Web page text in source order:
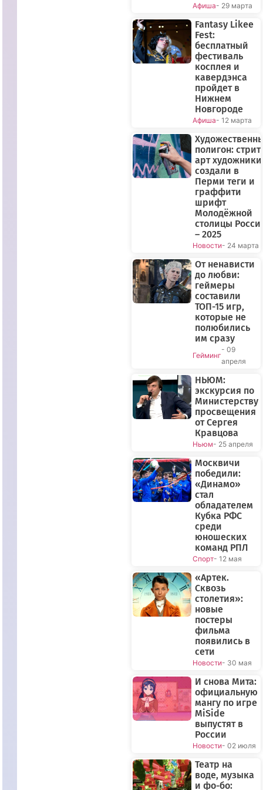
ПРЯМОЙ
Афиша- 29 марта
Fantasy Likee
Fest:
бесплатный
фестиваль
косплея и
кавердэнса
пройдет в
Нижнем
Новгороде
Афиша- 12 марта
полигон:
арт художники
создали в
Перми теги и
граффити
шрифт
Молодёжной
столицы
– 2025
Новости- 24 марта
От ненависти
до любви:
геймеры
составили
ТОП-15 игр,
которые не
полюбились
им сразу
Гейминг
- 09
апреля
НЬЮМ:
экскурсия по
Министерству
просвещения
от Сергея
Кравцова
Ньюм- 25 апреля
Москвичи
победили:
«Динамо»
стал
обладателем
Кубка РФС
среди
юношеских
команд РПЛ
Спорт- 12 мая
«Артек.
Сквозь
столетия»:
новые
постеры
фильма
появились в
сети
Новости- 30 мая
И снова Мита:
официальную
мангу по игре
MiSide
выпустят в
России
Новости- 02 июля
Театр на
воде, музыка
и фо-бо: